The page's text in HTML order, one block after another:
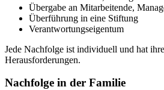
Übergabe an Mitarbeitende,
Überführung in eine Stiftung
Verantwortungseigentum
Jede Nachfolge ist individuell und hat
Herausforderungen.
Nachfolge in der Familie